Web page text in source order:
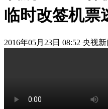
临时改签机票
2016年05月23日 08:52 央视新